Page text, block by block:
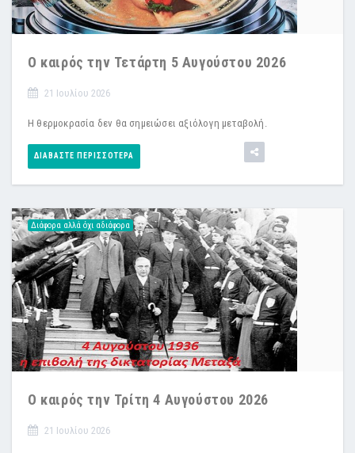
Ο καιρός την Τετάρτη 5 Αυγούστου 2026
21 Ιουλίου 2026
Η θερμοκρασία δεν θα σημειώσει αξιόλογη μεταβολή.
ΔΙΑΒΆΣΤΕ ΠΕΡΙΣΣΌΤΕΡΑ
Διάφορα αλλά όχι αδιάφορα
Ο καιρός την Τρίτη 4 Αυγούστου 2026
21 Ιουλίου 2026